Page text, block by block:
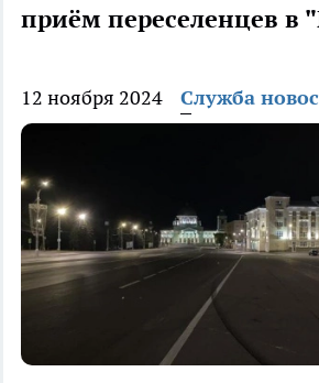
приём переселенцев в
12 ноября 2024 Служба